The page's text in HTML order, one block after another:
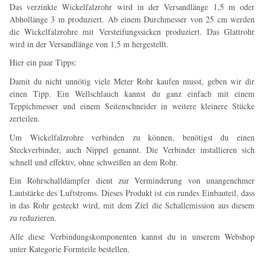
Das verzinkte Wickelfalzrohr wird in der Versandlänge 1,5 m oder
Abhollänge 3 m produziert. Ab einem Durchmesser von 25 cm werden
die Wickelfalzrohre mit Versteifungssicken produziert. Das Glattrohr
wird in der Versandlänge von 1,5 m hergestellt.
Hier ein paar Tipps:
Damit du nicht unnötig viele Meter Rohr kaufen musst, geben wir dir
einen Tipp. Ein Wellschlauch kannst du ganz einfach mit einem
Teppichmesser und einem Seitenschneider in weitere kleinere Stücke
zerteilen.
Um Wickelfalzrohre verbinden zu können, benötigst du einen
Steckverbinder, auch Nippel genannt. Die Verbinder installieren sich
schnell und effektiv, ohne schweißen an dem Rohr.
Ein Rohrschalldämpfer dient zur Verminderung von unangenehmer
Lautstärke des Luftstroms. Dieses Produkt ist ein rundes Einbauteil, dass
in das Rohr gesteckt wird, mit dem Ziel die Schallemission aus diesem
zu reduzieren.
Alle diese Verbindungskomponenten kannst du in unserem Webshop
unter Kategorie Formteile bestellen.